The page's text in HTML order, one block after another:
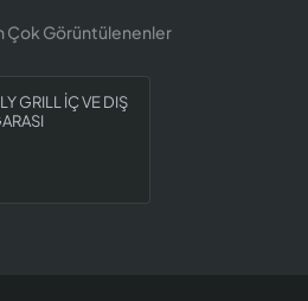
Çok Görüntülenenler
GRILL İÇ VE DIŞ